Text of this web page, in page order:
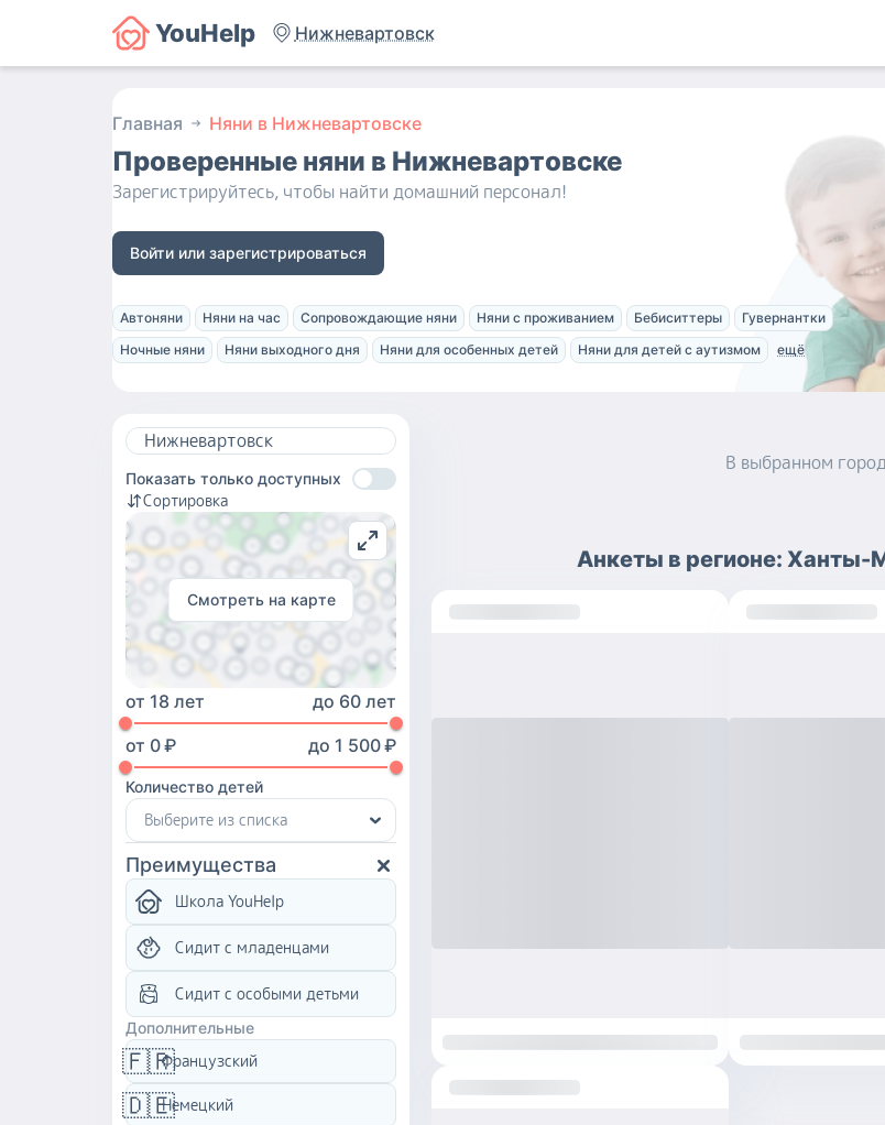
YouHelp Нижневартовск
Главная Няни в Нижневартовске
Проверенные няни в Нижневартовске
Зарегистрируйтесь, чтобы найти домашний персонал!
Войти или зарегистрироваться
Автоняни Няни на час Сопровождающие няни Няни с проживанием Бебиситтеры
Гувернантки
Ночные няни
Няни выходного дня Няни для особенных детей Няни для детей с аутизмом ещё
Показать только доступных
Сортировка
Смотреть на карте
от 18 лет до 60 лет
от 0₽ до 1 500₽
Количество детей
Выберите из списка
Преимущества
Школа YouHelp
Сидит с младенцами
Сидит с особыми детьми
Дополнительные
🇫🇷Французский
🇩🇪Немецкий
В выбранном
Анкеты в регионе: Ханты-